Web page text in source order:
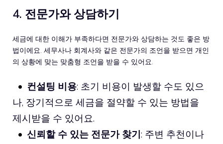
4. 전문가와 상담하기
세금에 대한 이해가 부족하다면 전문가와 상담하는 것도 좋은 방
법이에요. 세무사나 회계사와 같은 전문가의 조언을 받으면 개인
의 상황에 맞는 맞춤형 조언을 받을 수 있어요.
컨설팅 비용: 초기 비용이 발생할 수도 있으
나, 장기적으로 세금을 절약할 수 있는 방법을
제시받을 수 있어요.
신뢰할 수 있는 전문가 찾기: 주변 추천이나